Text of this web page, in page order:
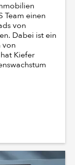
Team einen
von
Dabei ist ein
von
Kiefer